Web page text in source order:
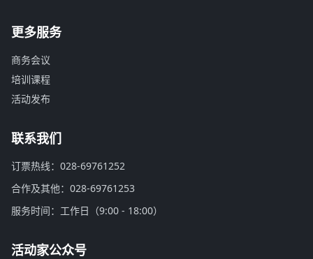
更多服务
商务会议
培训课程
活动发布
联系我们
订票热线：028-69761252
合作及其他：028-69761253
服务时间：工作日（9:00 - 18:00）
活动家公众号